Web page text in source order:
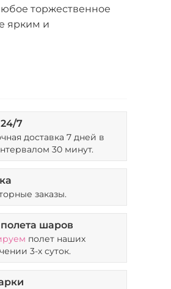
торжественное
ярким и
7
доставка 7 дней в
30 минут.
заказы.
шаров
полет наших
3-х суток.